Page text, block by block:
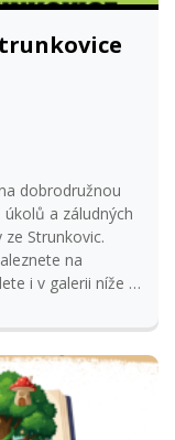
a záludných
Strunkovic.
na
i v galerii níže ).
skřítková
se k ní